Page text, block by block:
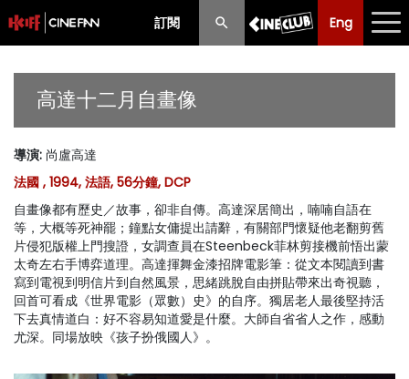
訂閱 Eng
Eng 中文
節目
購票須知
優惠計劃
前期節目
高達十二月自畫像
導演: 尚盧高達
法國 , 1994, 法語, 56分鐘, DCP
自畫像都有歷史／故事，卻非自傳。高達深居簡出，喃喃自語在
等，大概等死神罷；鐘點女傭提出請辭，有關部門懷疑他老翻剪舊
片侵犯版權上門搜證，女調查員在Steenbeck菲林剪接機前悟出蒙
太奇左右手博弈道理。高達揮舞金漆招牌電影筆：從文本閱讀到書
寫到電視到明信片到自然風景，思緒跳脫自由拼貼帶來出奇視聽，
回首可看成《世界電影（眾數）史》的自序。獨居老人最後堅持活
下去真情道白：好不容易知道愛是什麼。大師自省省人之作，感動
尤深。同場放映《孩子扮俄國人》。